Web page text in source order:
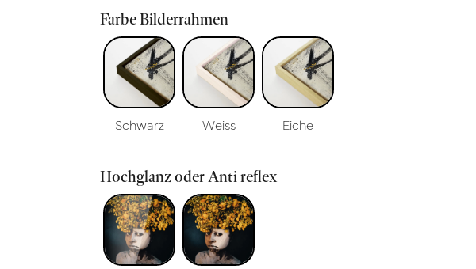
Farbe Bilderrahmen
Schwarz Weiss Eiche
Hochglanz oder Anti reflex